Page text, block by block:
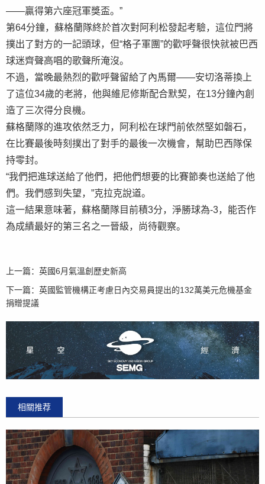
——贏得第六座冠軍獎盃。”
第64分鐘，蘇格蘭隊終於首次對阿利松發起考驗，這位門將
撲出了對方的一記頭球，但“格子軍團”的歡呼聲很快就被巴西
球迷齊聲高唱的歌聲所淹沒。
不過，當晚最熱烈的歡呼聲留給了內馬爾——安切洛蒂換上
了這位34歲的老將，他與維尼修斯配合默契，在13分鐘內創
造了三次得分良機。
蘇格蘭隊的進攻依然乏力，阿利松在球門前依然堅如磐石，
在比賽最後時刻撲出了對手的最後一次機會，幫助巴西隊保
持零封。
“我們把進球送給了他們，把他們想要的比賽節奏也送給了他
們。我們感到失望，”克拉克說道。
這一結果意味著，蘇格蘭隊目前積3分，淨勝球為-3，能否作
為成績最好的第三名之一晉級，尚待觀察。
上一篇： 英國6月氣溫創歷史新高
下一篇： 英國監管機構正考慮日內交易員提出的132萬美元危機基金
捐贈提議
相關推荐